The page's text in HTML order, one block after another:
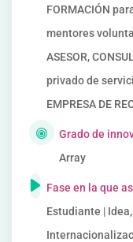
FORMACIÓN
mentores
ASESOR,
privado de
EMPRESA DE
Grado de
Array
Fase en la que
Estudiante |